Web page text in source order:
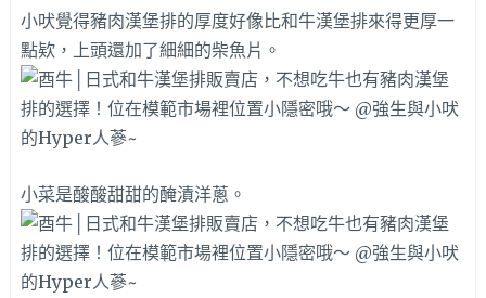
小吠覺得豬肉漢堡排的厚度好像比和牛漢堡排來得更厚一
點欵，上頭還加了細細的柴魚片。
小菜是酸酸甜甜的醃漬洋蔥。